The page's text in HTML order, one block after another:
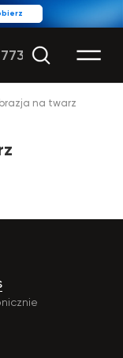
na twarz